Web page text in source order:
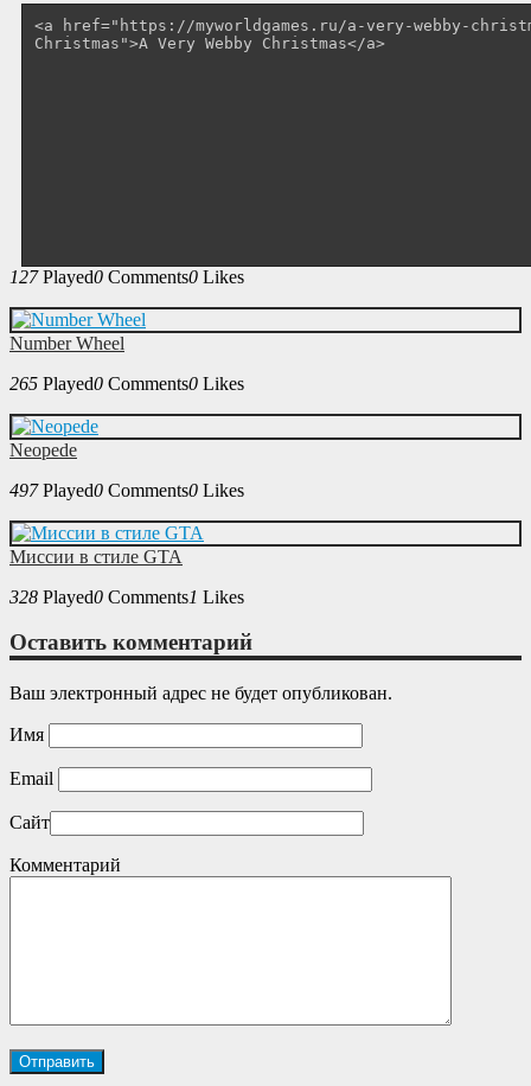
127 Played0 Comments0 Likes
Number Wheel
265 Played0 Comments0 Likes
Neopede
497 Played0 Comments0 Likes
Миссии в стиле GTA
328 Played0 Comments1 Likes
Оставить комментарий
Ваш электронный адрес не будет опубликован.
Имя
Email
Сайт
Комментарий